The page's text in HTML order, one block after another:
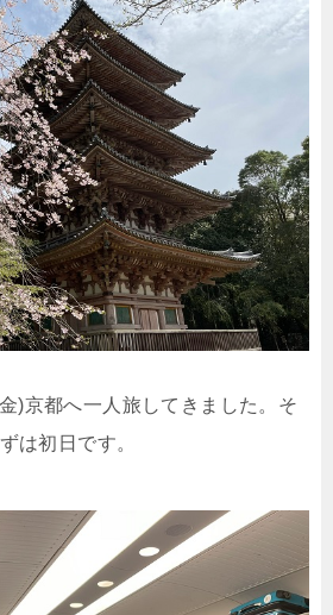
)京都へ一人旅してきました。そ
は初日です。